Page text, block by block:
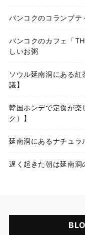
バンコクのコランブテ
バンコクのカフェ「
しいお粥
ソウル延南洞にある
議】
韓国ホンデで定食が楽
ク）】
延南洞にあるナチュ
遅く起きた朝は延南